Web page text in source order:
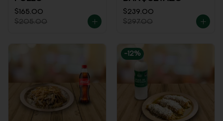
$165.00
$205.00
$239.00
$297.00
-12%